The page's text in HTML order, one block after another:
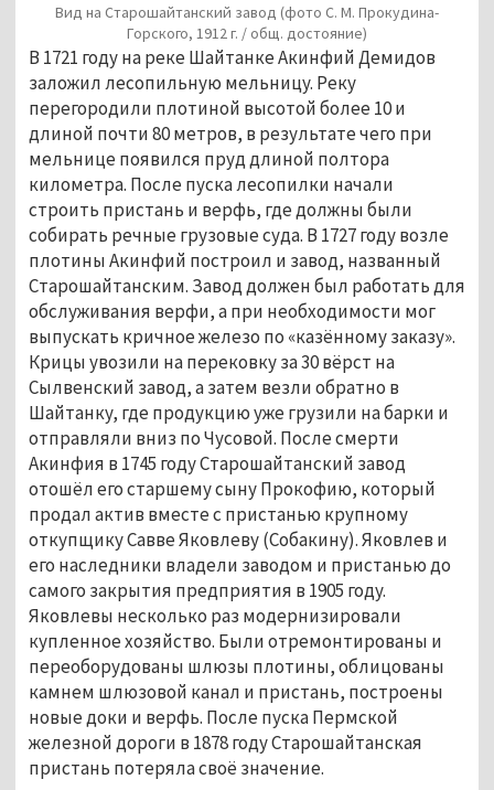
Вид на Старошайтанский завод (фото С. М. Прокудина-
Горского, 1912 г. / общ. достояние)
В 1721 году на реке Шайтанке Акинфий Демидов
заложил лесопильную мельницу. Реку
перегородили плотиной высотой более 10 и
длиной почти 80 метров, в результате чего при
мельнице появился пруд длиной полтора
километра. После пуска лесопилки начали
строить пристань и верфь, где должны были
собирать речные грузовые суда. В 1727 году возле
плотины Акинфий построил и завод, названный
Старошайтанским. Завод должен был работать для
обслуживания верфи, а при необходимости мог
выпускать кричное железо по «казённому заказу».
Крицы увозили на перековку за 30 вёрст на
Сылвенский завод, а затем везли обратно в
Шайтанку, где продукцию уже грузили на барки и
отправляли вниз по Чусовой. После смерти
Акинфия в 1745 году Старошайтанский завод
отошёл его старшему сыну Прокофию, который
продал актив вместе с пристанью крупному
откупщику Савве Яковлеву (Собакину). Яковлев и
его наследники владели заводом и пристанью до
самого закрытия предприятия в 1905 году.
Яковлевы несколько раз модернизировали
купленное хозяйство. Были отремонтированы и
переоборудованы шлюзы плотины, облицованы
камнем шлюзовой канал и пристань, построены
новые доки и верфь. После пуска Пермской
железной дороги в 1878 году Старошайтанская
пристань потеряла своё значение.